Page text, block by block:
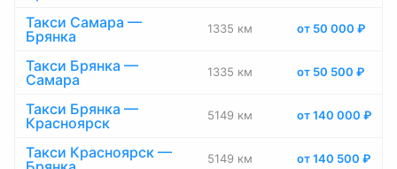
Такси Самара —
Брянка
1335 км от 50 000 ₽
Такси Брянка —
Самара
1335 км от 50 500 ₽
Такси Брянка —
Красноярск
5149 км от 140 000 ₽
Такси Красноярск —
5149 км от 140 500 ₽